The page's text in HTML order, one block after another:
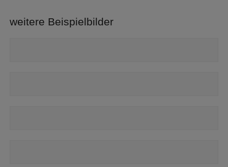
weitere Beispielbilder